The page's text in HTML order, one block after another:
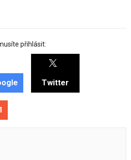
přihlásit:
Twitter